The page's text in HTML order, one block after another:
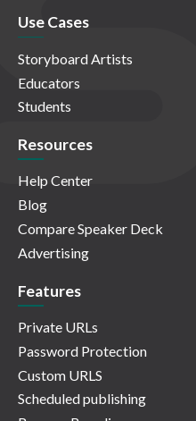
Use Cases
Storyboard Artists
Educators
Students
Resources
Help Center
Blog
Compare Speaker Deck
Advertising
Features
Private URLs
Password Protection
Custom URLS
Scheduled publishing